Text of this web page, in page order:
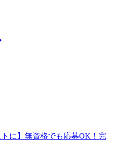
トに】無資格でも応募OK！完